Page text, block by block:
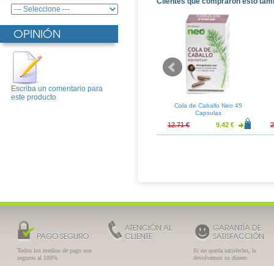
OPINIÓN
Escriba un comentario para
este producto
Cola de Caballo Neo 45
Capsulas
12.71 € 9.42 €
PAGO SEGURO
Todos los medios de pago son
seguros al 100%
ATENCIÓN AL
CLIENTE
GARANTÍA DE
SATISFACCIÓN
Si no queda satisfecho, le
devolvemos su dinero